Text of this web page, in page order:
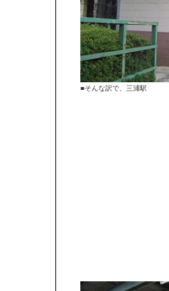
■そんな訳で、三浦駅